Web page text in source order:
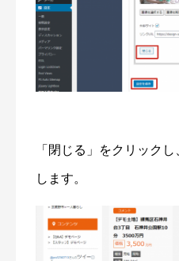
「閉じる」をクリック
します。